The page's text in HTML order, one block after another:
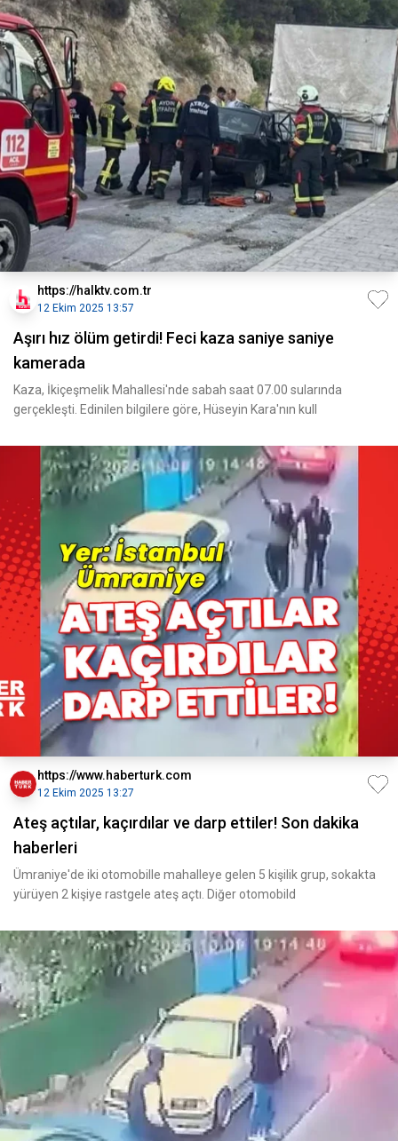
https://halktv.com.tr
12 Ekim 2025 13:57
Aşırı hız ölüm getirdi! Feci kaza saniye saniye
kamerada
Kaza, İkiçeşmelik Mahallesi'nde sabah saat 07.00 sularında
gerçekleşti. Edinilen bilgilere göre, Hüseyin Kara'nın kull
https://www.haberturk.com
12 Ekim 2025 13:27
Ateş açtılar, kaçırdılar ve darp ettiler! Son dakika
haberleri
Ümraniye'de iki otomobille mahalleye gelen 5 kişilik grup, sokakta
yürüyen 2 kişiye rastgele ateş açtı. Diğer otomobild